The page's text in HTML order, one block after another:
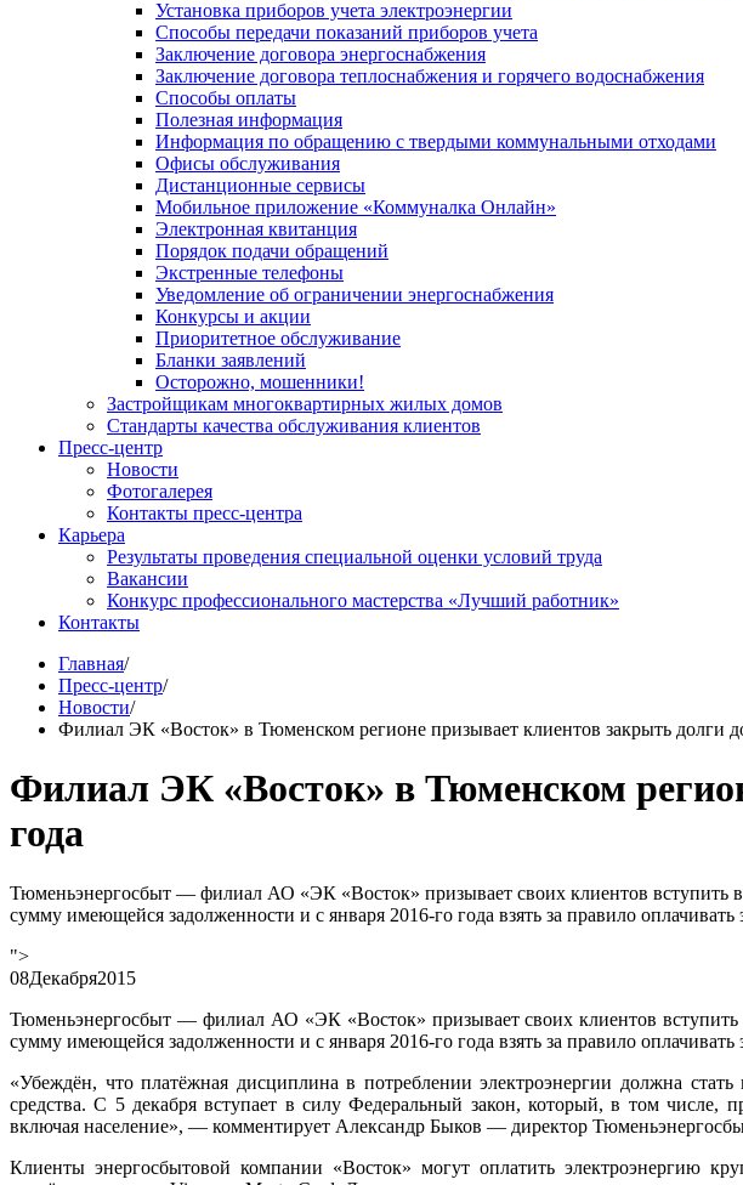
Установка приборов учета электроэнергии
Способы передачи показаний приборов учета
Заключение договора энергоснабжения
Заключение договора теплоснабжения и горячего водоснабжения
Способы оплаты
Полезная информация
Информация по обращению с твердыми коммунальными отходами
Офисы обслуживания
Дистанционные сервисы
Мобильное приложение «Коммуналка Онлайн»
Электронная квитанция
Порядок подачи обращений
Экстренные телефоны
Уведомление об ограничении энергоснабжения
Конкурсы и акции
Приоритетное обслуживание
Бланки заявлений
Осторожно, мошенники!
Застройщикам многоквартирных жилых домов
Стандарты качества обслуживания клиентов
Пресс-центр
Новости
Фотогалерея
Контакты пресс-центра
Карьера
Результаты проведения специальной оценки условий труда
Вакансии
Конкурс профессионального мастерства «Лучший работник»
Контакты
Главная/
Пресс-центр/
Новости/
Филиал ЭК «Восток» в Тюменском регионе призывает клиентов закрыть долги
Филиал ЭК «Восток» в Тюменском
года
Тюменьэнергосбыт — филиал АО «ЭК «Восток» призывает своих клиентов вступить в
сумму имеющейся задолженности и с января 2016-го года взять за правило оплачивать
">
08Декабря2015
Тюменьэнергосбыт — филиал АО «ЭК «Восток» призывает своих клиентов вступить
сумму имеющейся задолженности и с января 2016-го года взять за правило оплачивать
«Убеждён, что платёжная дисциплина в потреблении электроэнергии должна
средства. С 5 декабря вступает в силу Федеральный закон, который, в том числе,
включая население», — комментирует Александр Быков — директор
Клиенты энергосбытовой компании «Восток» могут оплатить электроэнергию